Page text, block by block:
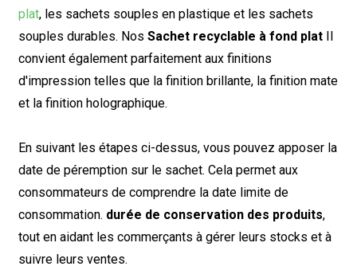
plat, les sachets souples en plastique et les sachets
souples durables. Nos Sachet recyclable à fond platIl
convient également parfaitement aux finitions
d'impression telles que la finition brillante, la finition mate
et la finition holographique.
En suivant les étapes ci-dessus, vous pouvez apposer la
date de péremption sur le sachet. Cela permet aux
consommateurs de comprendre la date limite de
consommation. durée de conservation des produits,
tout en aidant les commerçants à gérer leurs stocks et à
suivre leurs ventes.